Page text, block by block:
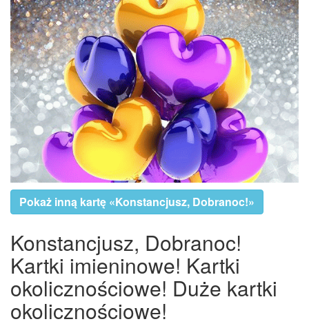
Pokaż inną kartę «Konstancjusz, Dobranoc!»
Konstancjusz, Dobranoc!
Kartki imieninowe! Kartki
okolicznościowe! Duże kartki
okolicznościowe!